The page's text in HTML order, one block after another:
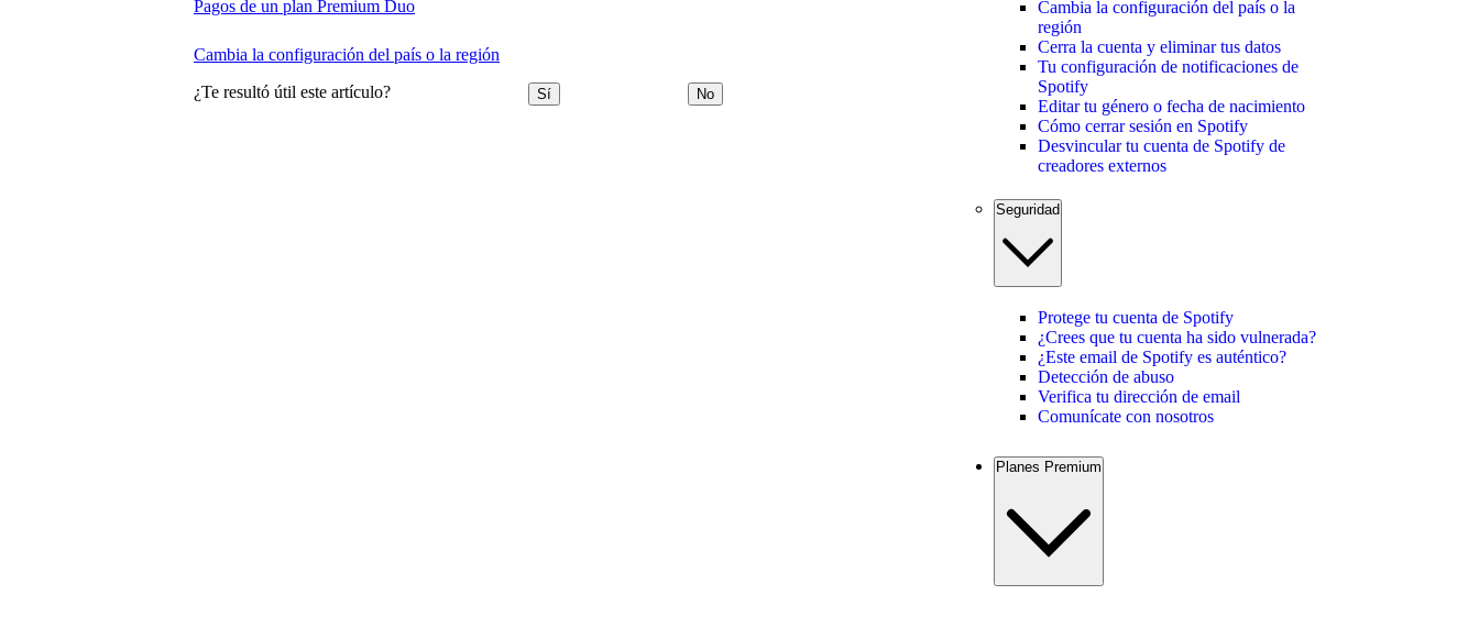
Pagos de un plan Premium Duo
Cambia la configuración del país o la región
¿Te resultó útil este artículo? Sí No
Cambia la configuración del país o la
región
Cerra la cuenta y eliminar tus datos
Tu configuración de notificaciones de
Spotify
Editar tu género o fecha de nacimiento
Cómo cerrar sesión en Spotify
Desvincular tu cuenta de Spotify de
creadores externos
Seguridad
Protege tu cuenta de Spotify
¿Crees que tu cuenta ha sido vulnerada?
¿Este email de Spotify es auténtico?
Detección de abuso
Verifica tu dirección de email
Comunícate con nosotros
Planes Premium